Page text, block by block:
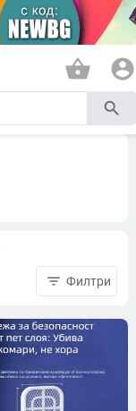
shopping_basket account_circle
search
filter_list Филтри